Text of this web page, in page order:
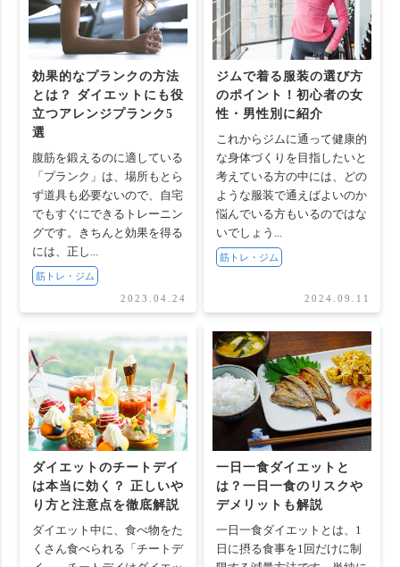
効果的なプランクの方法
とは？ ダイエットにも役
立つアレンジプランク5
選
腹筋を鍛えるのに適している
「プランク」は、場所もとら
ず道具も必要ないので、自宅
でもすぐにできるトレーニン
グです。きちんと効果を得る
には、正し...
筋トレ・ジム
2023.04.24
ジムで着る服装の選び方
のポイント！初心者の女
性・男性別に紹介
これからジムに通って健康的
な身体づくりを目指したいと
考えている方の中には、どの
ような服装で通えばよいのか
悩んでいる方もいるのではな
いでしょう...
筋トレ・ジム
2024.09.11
ダイエットのチートデイ
は本当に効く？ 正しいや
り方と注意点を徹底解説
ダイエット中に、食べ物をた
くさん食べられる「チートデ
一日一食ダイエットと
は？一日一食のリスクや
デメリットも解説
一日一食ダイエットとは、1
日に摂る食事を1回だけに制